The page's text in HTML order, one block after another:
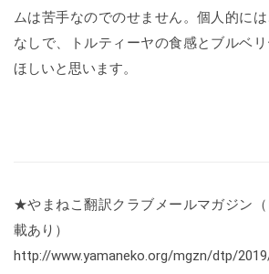
ムは苦手なのでのせません。個人的に
なしで、トルティーヤの食感とブルベ
ほしいと思います。
★やまねこ翻訳クラブメールマガジン
載あり）
http://www.yamaneko.org/mgzn/dtp/